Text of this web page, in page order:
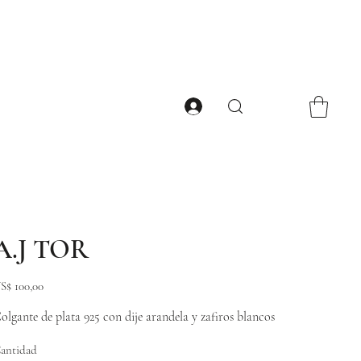
TOR
100,00
de plata 925 con dije arandela y zafiros blancos